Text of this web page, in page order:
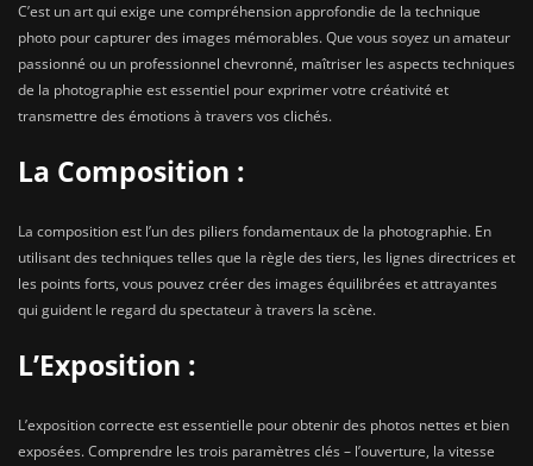
C’est un art qui exige une compréhension approfondie de la technique
photo pour capturer des images mémorables. Que vous soyez un amateur
passionné ou un professionnel chevronné, maîtriser les aspects techniques
de la photographie est essentiel pour exprimer votre créativité et
transmettre des émotions à travers vos clichés.
La Composition :
La composition est l’un des piliers fondamentaux de la photographie. En
utilisant des techniques telles que la règle des tiers, les lignes directrices et
les points forts, vous pouvez créer des images équilibrées et attrayantes
qui guident le regard du spectateur à travers la scène.
L’Exposition :
L’exposition correcte est essentielle pour obtenir des photos nettes et bien
exposées. Comprendre les trois paramètres clés – l’ouverture, la vitesse